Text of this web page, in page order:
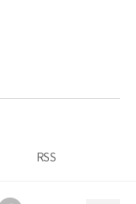
RSS